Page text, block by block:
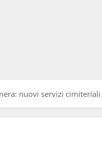
nuovi servizi cimiteriali